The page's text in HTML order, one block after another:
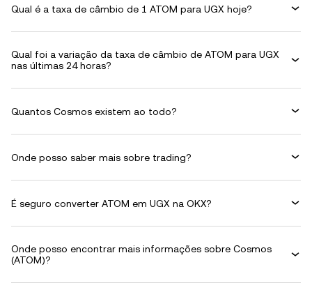
Qual é a taxa de câmbio de 1 ATOM para UGX hoje?
Qual foi a variação da taxa de câmbio de ATOM para UGX
nas últimas 24 horas?
Quantos Cosmos existem ao todo?
Onde posso saber mais sobre trading?
É seguro converter ATOM em UGX na OKX?
Onde posso encontrar mais informações sobre Cosmos
(ATOM)?